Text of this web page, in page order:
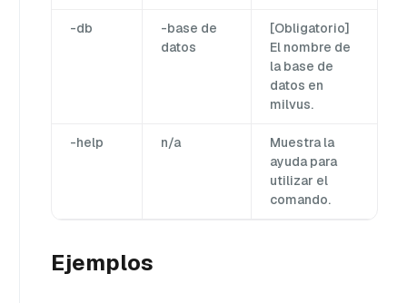
-db
-base de
datos
[Obligatorio]
El nombre de
la base de
datos en
milvus.
-help n/a
Muestra la
ayuda para
utilizar el
comando.
Ejemplos